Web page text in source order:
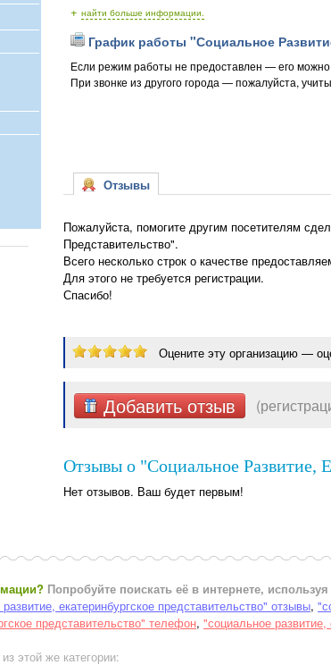
+ найти больше информации.
График работы "Социальное
Если режим работы не предоставлен — его
При звонке из другого города — пожалуйста,
Отзывы
Пожалуйста, помогите другим посетителям
Представительство".
Всего несколько строк о качестве
Для этого не требуется регистрации.
Спасибо!
Оцените эту организацию —
Добавить отзыв
Отзывы о "Социальное Развитие,
Нет отзывов. Ваш будет первым!
Попробуйте поискать её в интернете,
екатеринбургское представительство" отзывы,
представительство" телефон, "социальное
этой же категории: